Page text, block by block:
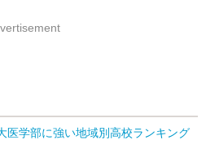
医学部に強い地域別高校ランキング